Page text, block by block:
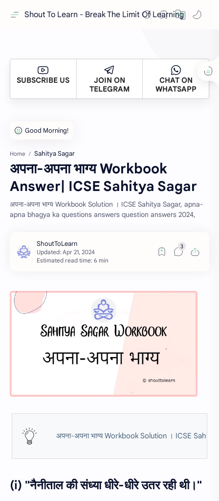
Shout To Learn - Break The Limit Of Learning
SUBSCRIBE US
JOIN ON
TELEGRAM
CHAT ON
WHATSAPP
Home Sahitya Sagar
अपना-अपना भाग्य Workbook
Answer| ICSE Sahitya Sagar
अपना-अपना भाग्य Workbook Solution । ICSE Sahitya Sagar, apna-
apna bhagya ka questions answers question answers 2024,
Estimated read time: 6 min
अपना-अपना भाग्य Workbook Solution । ICSE
(i) "नैनीताल की संध्या धीरे-धीरे उतर रही थी।"